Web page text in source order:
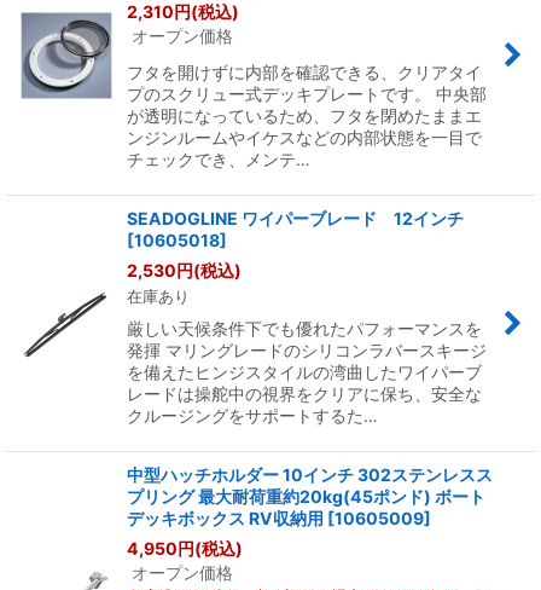
2,310円(税込)
オープン価格
フタを開けずに内部を確認できる、クリアタイ
プのスクリュー式デッキプレートです。 中央部
が透明になっているため、フタを閉めたままエ
ンジンルームやイケスなどの内部状態を一目で
チェックでき、メンテ…
SEADOGLINE ワイパーブレード 12インチ
[10605018]
2,530円(税込)
在庫あり
厳しい天候条件下でも優れたパフォーマンスを
発揮 マリングレードのシリコンラバースキージ
を備えたヒンジスタイルの湾曲したワイパーブ
レードは操舵中の視界をクリアに保ち、安全な
クルージングをサポートするた…
中型ハッチホルダー 10インチ 302ステンレスス
プリング 最大耐荷重約20kg(45ポンド) ボート
デッキボックス RV収納用 [10605009]
4,950円(税込)
オープン価格